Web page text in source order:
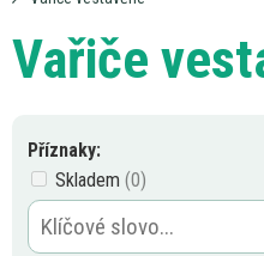
Vařiče
Příznaky:
Skladem